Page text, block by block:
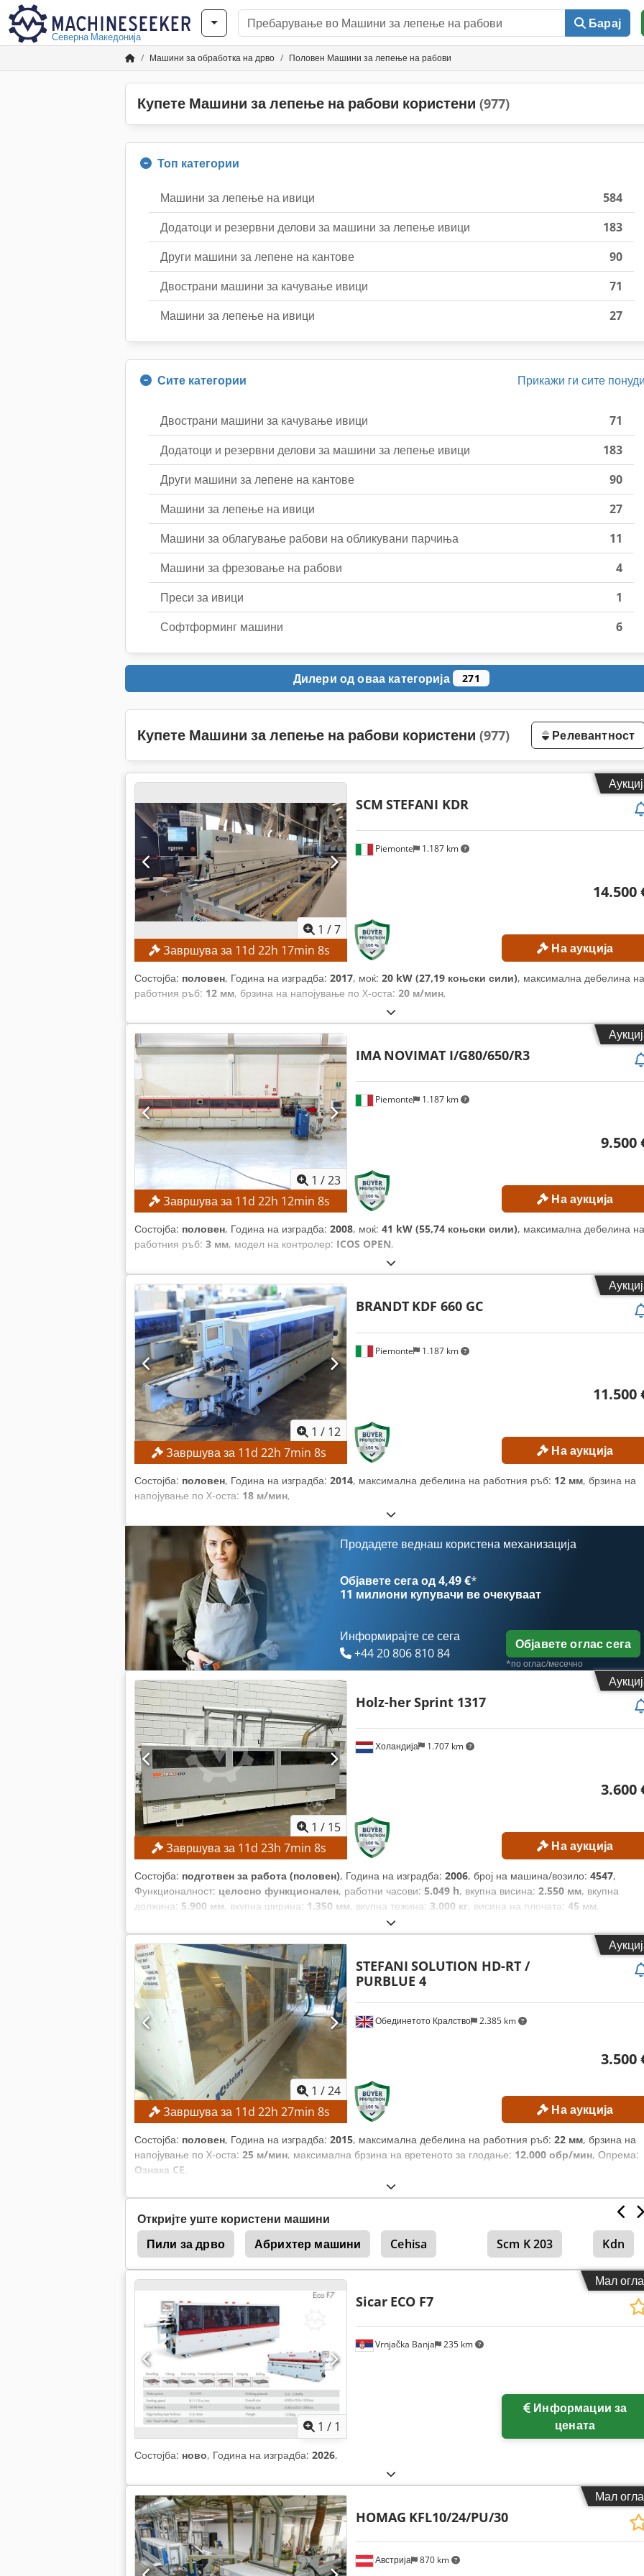
Северна Македонија
Барај
Машини за обработка на дрво Половен Машини за лепење на рабови
Купете Машини за лепење на рабови користени (977)
Топ категории
Машини за лепење на ивици
584
Додатоци и резервни делови за машини за лепење ивици
183
Други машини за лепене на кантове
90
Двострани машини за качување ивици
71
Машини за лепење на ивици
27
Сите категории Прикажи ги сите
Двострани машини за качување ивици
71
Додатоци и резервни делови за машини за лепење ивици
183
Други машини за лепене на кантове
90
Машини за лепење на ивици
27
Машини за облагување рабови на обликувани парчиња
11
Машини за фрезовање на рабови
4
Преси за ивици
1
Софтформинг машини
6
Дилери од оваа категорија 271
Купете Машини за лепење на рабови користени (977) Релевантност
1 /7
Завршува за 11d 22h 17min 6s
Piemonte 1.187 km
SCM STEFANI KDR
14.500
На аукција
Состојба: половен, Година на изградба: 2017, моќ: 20 kW (27,19 коњски сили), максимална дебелина на
работния ръб: 12 мм, брзина на напојување по X-оста: 20 м/мин,
1 /23
Завршува за 11d 22h 12min 6s
Piemonte 1.187 km
IMA NOVIMAT I/G80/650/R3
9.500
На аукција
Состојба: половен, Година на изградба: 2008, моќ: 41 kW (55,74 коњски сили), максимална дебелина на
работния ръб: 3 мм, модел на контролер: ICOS OPEN,
1 / 12
Завршува за 11d22h7min6s
Piemonte 1.187 km
BRANDT KDF 660 GC
11.500
На аукција
Состојба: половен, Година на изградба: 2014, максимална дебелина на работния ръб: 12 мм, брзина на
напојување по X-оста: 18 м/мин,
Продадете веднаш користена механизација
Објавете сега од 4,49 €*
11 милиони купувачи ве очекуваат
Информирајте се сега
+44 20 806 810 84
Објавете оглас сега
*по оглас/месечно
1 / 15
Завршува за 11d23h7min6s
Холандија 1.707 km
Holz-herSprint 1317
3.600
На аукција
Состојба: подготвен за работа (половен), Година на изградба: 2006, број на машина/возило: 4547,
Функционалност: целосно функционален, работни часови: 5.049 h, вкупна висина: 2.550 мм, вкупна
должина: 5.900 мм, вкупна ширина: 1.350 мм, вкупна тежина: 3.000 кг, висина на плочата: 45 мм,
1 /24
Завршува за 11d 22h 27min 6s
Обединетото Кралство 2.385 km
STEFANI SOLUTION HD-RT /
PURBLUE 4
3.500
На аукција
Состојба: половен, Година на изградба: 2015, максимална дебелина на работния ръб: 22 мм, брзина на
напојување по X-оста: 25 м/мин, максимална брзина на вретеното за глодање: 12.000 обр/мин, Опрема:
Ознака CE,
Откријте уште користени машини
Пили за дрво
Абрихтер машини Cehisa Scm K 203 Kdn
Мал
1 / 1
Vrnjačka Banja 235 km
Sicar ECO F7
цената
Состојба: ново, Година на изградба: 2026,
Мал
Австрија 870 km
HOMAG KFL10/24/PU/30